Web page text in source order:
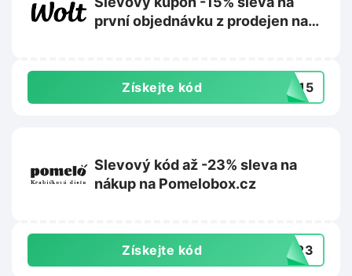
první objednávku z prodejen na
Získejte kód AL15
Slevový kód až -23% sleva na
nákup na Pomelobox.cz
Získejte kód NY23